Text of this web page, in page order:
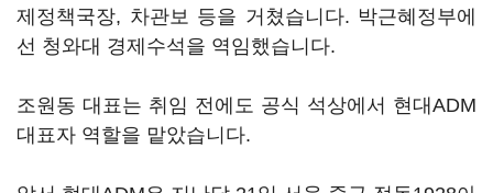
제정책국장, 차관보 등을 거쳤습니다. 박근혜정부에
선 청와대 경제수석을 역임했습니다.
조원동 대표는 취임 전에도 공식 석상에서 현대ADM
대표자 역할을 맡았습니다.